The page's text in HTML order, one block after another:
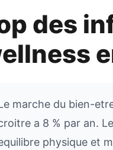
aux
Pour un
des
des
marche du bien-
a 8 % par an.
physique et